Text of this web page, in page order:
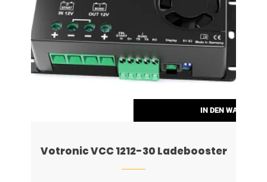
IN DEN
Votronic VCC 1212-30 Ladebooster